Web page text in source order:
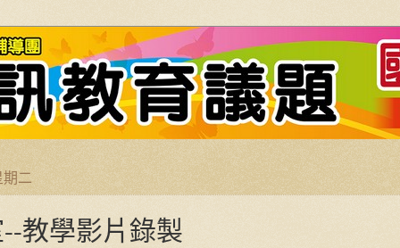
期二
教學影片錄製